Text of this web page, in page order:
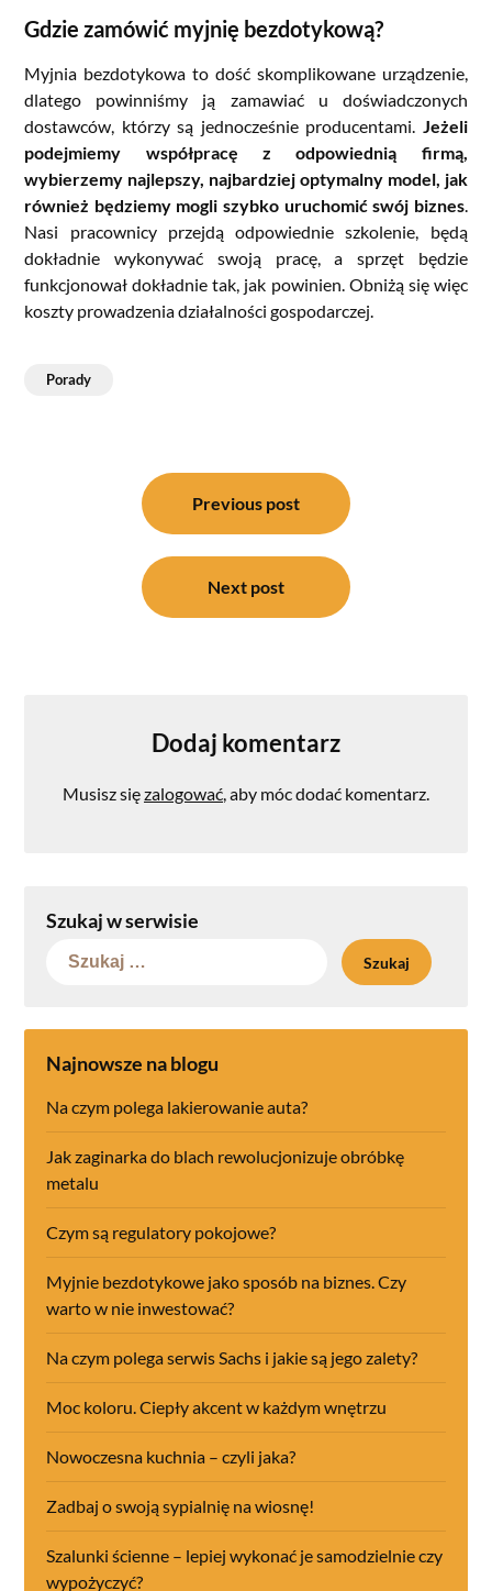
Gdzie zamówić myjnię bezdotykową?
Myjnia bezdotykowa to dość skomplikowane urządzenie,
dlatego powinniśmy ją zamawiać u doświadczonych
dostawców, którzy są jednocześnie producentami. Jeżeli
podejmiemy współpracę z odpowiednią firmą,
wybierzemy najlepszy, najbardziej optymalny model, jak
również będziemy mogli szybko uruchomić swój biznes.
Nasi pracownicy przejdą odpowiednie szkolenie, będą
dokładnie wykonywać swoją pracę, a sprzęt będzie
funkcjonował dokładnie tak, jak powinien. Obniżą się więc
koszty prowadzenia działalności gospodarczej.
Porady
Previous post
Next post
Dodaj komentarz
Musisz sięzalogować, aby móc dodać komentarz.
Szukaj w serwisie
Szukaj:
Najnowsze na blogu
Na czym polega lakierowanie auta?
Jak zaginarka do blach rewolucjonizuje obróbkę
metalu
Czym są regulatory pokojowe?
Myjnie bezdotykowe jako sposób na biznes. Czy
warto w nie inwestować?
Na czym polega serwis Sachs i jakie są jego zalety?
Moc koloru. Ciepły akcent w każdym wnętrzu
Nowoczesna kuchnia – czyli jaka?
Zadbaj o swoją sypialnię na wiosnę!
Szalunki ścienne – lepiej wykonać je samodzielnie czy
wypożyczyć?